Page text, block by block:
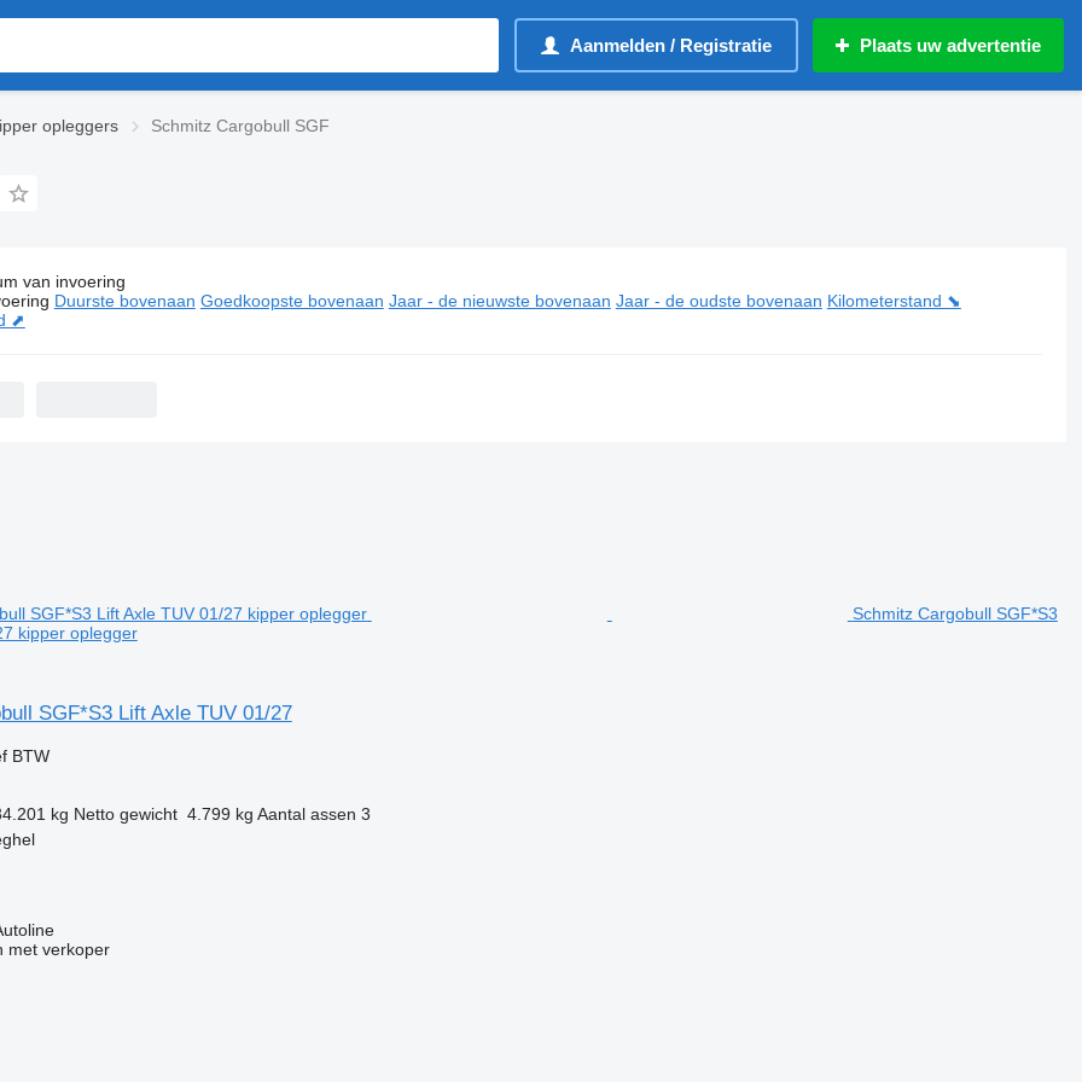
Aanmelden / Registratie Plaats uw advertentie
opleggers Schmitz Cargobull SGF
Schmitz Cargobull SGF kipper opleggers
van invoering
Duurste bovenaan Goedkoopste bovenaan Jaar - de nieuwste bovenaan Jaar - de oudste bovenaan Kilometerstand ⬊
⬈
Schmitz Cargobull SGF*S3
kipper oplegger
SGF*S3 Lift Axle TUV 01/27
BTW
kg Netto gewicht 4.799 kg Aantal assen 3
met verkoper